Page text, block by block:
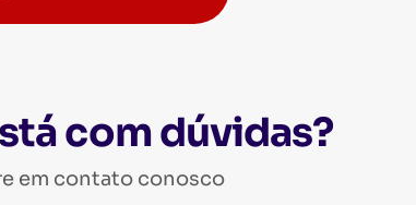
com dúvidas?
em contato conosco